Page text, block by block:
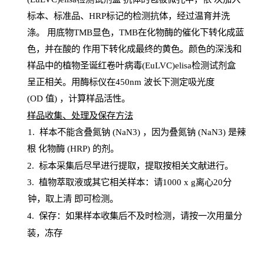
标本、标准品、 HRP标记的检测抗体，经过温育并洗
涤。 用底物TMB显色， TMB在化物酶的催化下转化成蓝
色，并在酸的 作用下转化成最终的黄色。颜色的深浅和
样品中的植物圣诞红卷叶病毒(EuLVC)elisa检测试剂盒
呈正相关。用酶标仪在450nm 波长下测定吸光度
(OD 值) ，计算样品活性。
样品收集、处理及保存方法
1 . 样本不能含叠氮钠(NaN3) ，因为叠氮钠 (NaN3) 是辣
根 化物酶(HRP) 的剂。
2. 标本采集后尽早进行提取，提取按相关文献进行。
3. 植物萃取液或其它相关样本：请1000 x g离心20分
钟，取上清 即可检测。
4. 保存：如果样本收集后不及时检测，请按一次用量分
装，冻存